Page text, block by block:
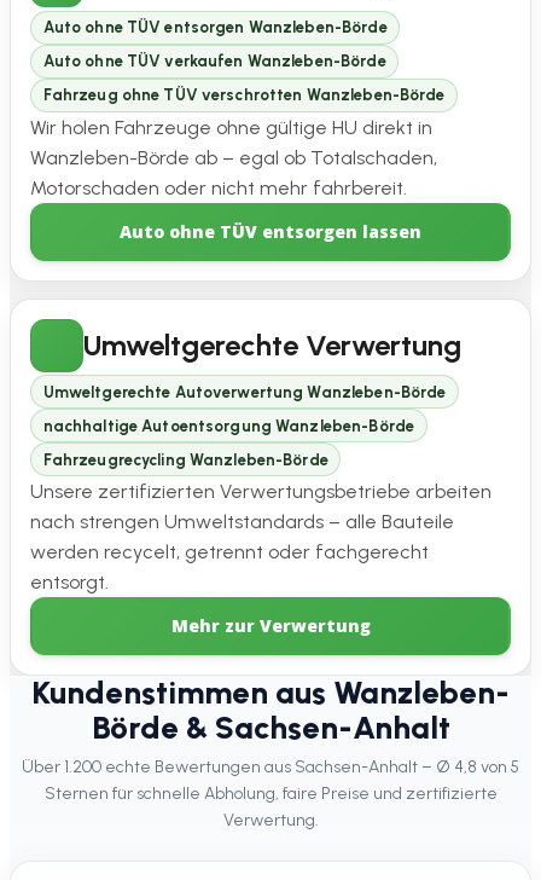
Auto ohne TÜV entsorgen Wanzleben-Börde
Auto ohne TÜV verkaufen Wanzleben-Börde
Fahrzeug ohne TÜV verschrotten Wanzleben-Börde
Wir holen Fahrzeuge ohne gültige HU direkt in
Wanzleben-Börde ab – egal ob Totalschaden,
Motorschaden oder nicht mehr fahrbereit.
Auto ohne TÜV entsorgen lassen
Umweltgerechte Verwertung
Umweltgerechte Autoverwertung Wanzleben-Börde
nachhaltige Autoentsorgung Wanzleben-Börde
Fahrzeugrecycling Wanzleben-Börde
Unsere zertifizierten Verwertungsbetriebe arbeiten
nach strengen Umweltstandards – alle Bauteile
werden recycelt, getrennt oder fachgerecht
entsorgt.
Mehr zur Verwertung
Kundenstimmen aus Wanzleben-
Börde & Sachsen-Anhalt
Über 1.200 echte Bewertungen aus Sachsen-Anhalt – Ø 4,8 von 5
Sternen für schnelle Abholung, faire Preise und zertifizierte
Verwertung.